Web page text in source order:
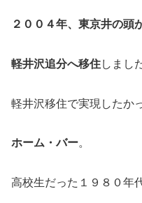
２００４年、東京井の頭
軽井沢追分へ移住しまし
軽井沢移住で実現したか
ホーム・バー。
高校生だった１９８０年